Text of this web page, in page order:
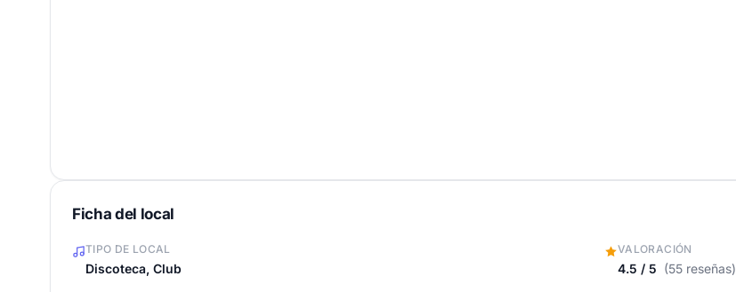
Ficha del local
TIPO DE LOCAL
Discoteca, Club
VALORACIÓN
4.5 / 5 (55 reseñas)